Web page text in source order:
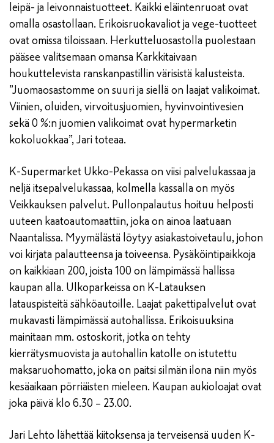
leipä- ja leivonnaistuotteet. Kaikki eläintenruoat ovat
omalla osastollaan. Erikoisruokavaliot ja vege-tuotteet
ovat omissa tiloissaan. Herkutteluosastolla puolestaan
pääsee valitsemaan omansa Karkkitaivaan
houkuttelevista ranskanpastillin värisistä kalusteista.
”Juomaosastomme on suuri ja siellä on laajat valikoimat.
Viinien, oluiden, virvoitusjuomien, hyvinvointivesien
sekä 0 %:n juomien valikoimat ovat hypermarketin
kokoluokkaa”, Jari toteaa.
K-Supermarket Ukko-Pekassa on viisi palvelukassaa ja
neljä itsepalvelukassaa, kolmella kassalla on myös
Veikkauksen palvelut. Pullonpalautus hoituu helposti
uuteen kaatoautomaattiin, joka on ainoa laatuaan
Naantalissa. Myymälästä löytyy asiakastoivetaulu, johon
voi kirjata palautteensa ja toiveensa. Pysäköintipaikkoja
on kaikkiaan 200, joista 100 on lämpimässä hallissa
kaupan alla. Ulkoparkeissa on K-Latauksen
latauspisteitä sähköautoille. Laajat pakettipalvelut ovat
mukavasti lämpimässä autohallissa. Erikoisuuksina
mainitaan mm. ostoskorit, jotka on tehty
kierrätysmuovista ja autohallin katolle on istutettu
maksaruohomatto, joka on paitsi silmän ilona niin myös
kesäaikaan pörriäisten mieleen. Kaupan aukioloajat ovat
joka päivä klo 6.30 – 23.00.
Jari Lehto lähettää kiitoksensa ja terveisensä uuden K-